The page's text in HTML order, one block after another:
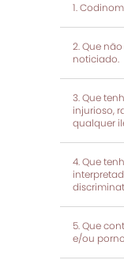
Que
noticiado.
Que
injurioso,
qualquer
Que
Que
e/ou